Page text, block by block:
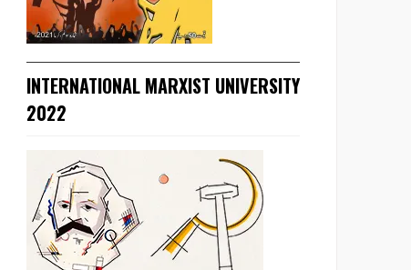
INTERNATIONAL MARXIST UNIVERSITY
2022